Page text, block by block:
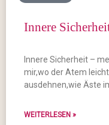
Innere
Innere Sicherheit –
mir,wo der Atem
ausdehnen,wie Äste
WEITERLESEN »